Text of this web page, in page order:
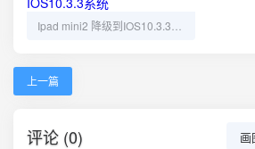
上一篇
评论 (0) 画